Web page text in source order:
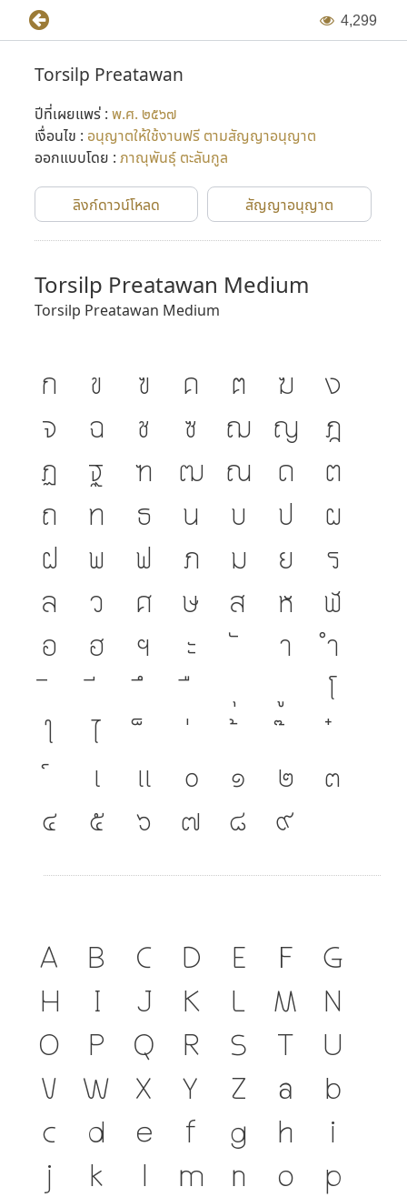
4,299
Torsilp Preatawan
ปีที่เผยแพร่ : พ.ศ. ๒๕๖๗
เงื่อนไข : อนุญาตให้ใช้งานฟรี ตามสัญญาอนุญาต
ออกแบบโดย : ภาณุพันธุ์ ตะลันกูล
ลิงก์ดาวน์โหลด สัญญาอนุญาต
Torsilp Preatawan Medium
Torsilp Preatawan Medium
ก ข ฃ ค ฅ ฆ
ง
จ
ฉ ช ซ ฌ ญ
ฎ
ฏ
ฐ ฑ ฒ ณ ด
ต
ถ
ท ธ น บ ป
ผ
ฝ
พ ฟ ภ ม ย
ร
ล
ว ศ ษ ส ห
ฬ
อ
ฮ ฯ ะ า
ำ
โ
ใ
ไ
เ
แ ๐ ๑ ๒
๓
๔
๕ ๖ ๗ ๘ ๙
A B C D E F
G
H
I J K L M
N
O
P Q R S T
U
V
W X Y Z a
b
c
d e f g h
i
j
k m n o
p